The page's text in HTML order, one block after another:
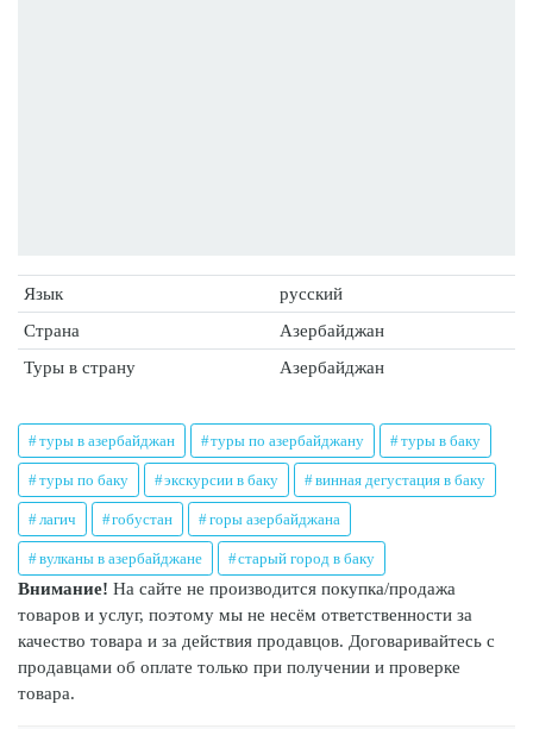
Язык
русский
Страна
Азербайджан
Туры в страну
Азербайджан
туры в азербайджан туры по азербайджану туры в баку
туры по баку экскурсии в баку винная дегустация в баку
лагич гобустан горы азербайджана
вулканы в азербайджане старый город в баку
Внимание! На сайте не производится покупка/продажа
товаров и услуг, поэтому мы не несём ответственности за
качество товара и за действия продавцов. Договаривайтесь с
продавцами об оплате только при получении и проверке
товара.